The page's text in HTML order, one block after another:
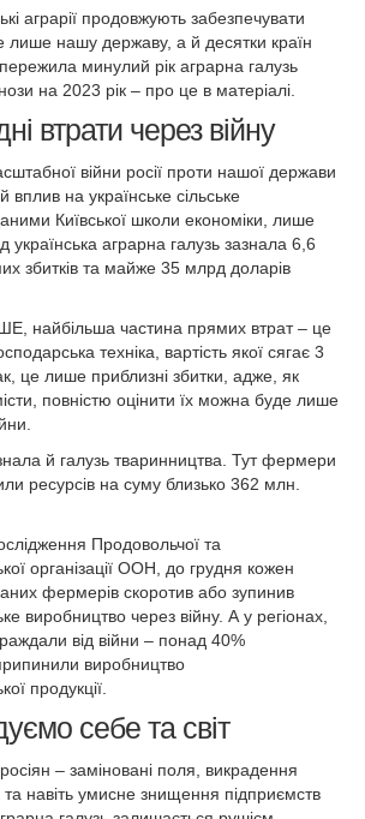
аграрії продовжують забезпечувати
лише нашу державу, а й десятки країн
минулий рік аграрна галузь
на 2023 рік – про це в матеріалі.
втрати через війну
війни росії проти нашої держави
вплив на українське сільське
Київської школи економіки, лише
українська аграрна галузь зазнала 6,6
збитків та майже 35 млрд доларів
найбільша частина прямих втрат – це
техніка, вартість якої сягає 3
це лише приблизні збитки, адже, як
повністю оцінити їх можна буде лише
й галузь тваринництва. Тут фермери
ресурсів на суму близько 362 млн.
Продовольчої та
організації ООН, до грудня кожен
фермерів скоротив або зупинив
виробництво через війну. А у регіонах,
від війни – понад 40%
виробництво
продукції.
себе та світ
– заміновані поля, викрадення
та навіть умисне знищення підприємств